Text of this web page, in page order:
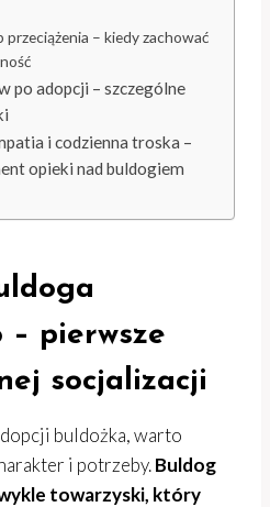
przeciążenia – kiedy zachować
po adopcji – szczególne
i codzienna troska –
opieki nad buldogiem
pierwsze
socjalizacji
buldożka, warto
i potrzeby.Buldog
towarzyski, który